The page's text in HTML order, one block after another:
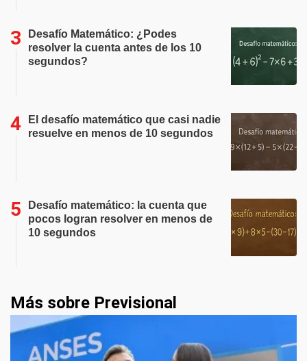
Desafío Matemático: ¿Podes
resolver la cuenta antes de los 10
segundos?
El desafío matemático que casi nadie
resuelve en menos de 10 segundos
Desafío matemático: la cuenta que
pocos logran resolver en menos de
10 segundos
Más sobre Previsional